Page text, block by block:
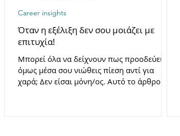
Όταν η εξέλιξη δεν σου μοιάζει με
επιτυχία!
Μπορεί όλα να δείχνουν πως προοδεύεις,
όμως μέσα σου νιώθεις πίεση αντί για
χαρά; Δεν είσαι μόνη/ος. Αυτό το άρθρο
ευθυγραμμίζεται με τις πραγματικές σου
Career insights